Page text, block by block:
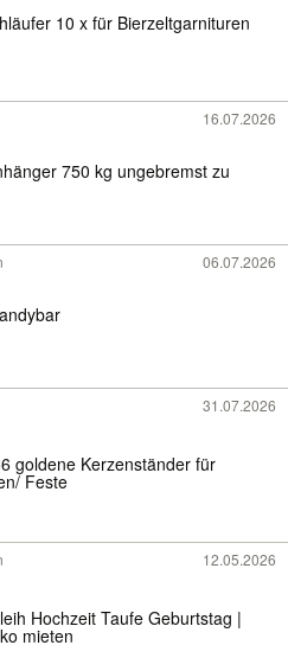
10 x für Bierzeltgarnituren
16.07.2026
750 kg ungebremst zu
06.07.2026
31.07.2026
goldene Kerzenständer für
Feste
12.05.2026
Hochzeit Taufe Geburtstag |
mieten